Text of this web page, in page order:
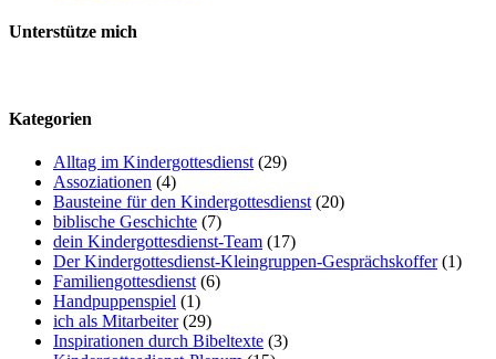
Unterstütze mich
Kategorien
Alltag im Kindergottesdienst (29)
Assoziationen (4)
Bausteine für den Kindergottesdienst (20)
biblische Geschichte (7)
dein Kindergottesdienst-Team (17)
Der Kindergottesdienst-Kleingruppen-Gesprächskoffer(1)
Familiengottesdienst (6)
Handpuppenspiel (1)
ich als Mitarbeiter(29)
Inspirationen durch Bibeltexte (3)